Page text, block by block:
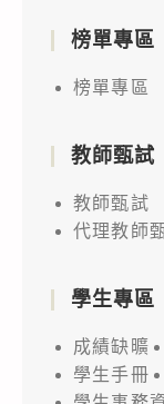
榜單專區
榜單專區
教師甄試
教師甄試
代理教師
學生專區
成績缺曠
學生手冊